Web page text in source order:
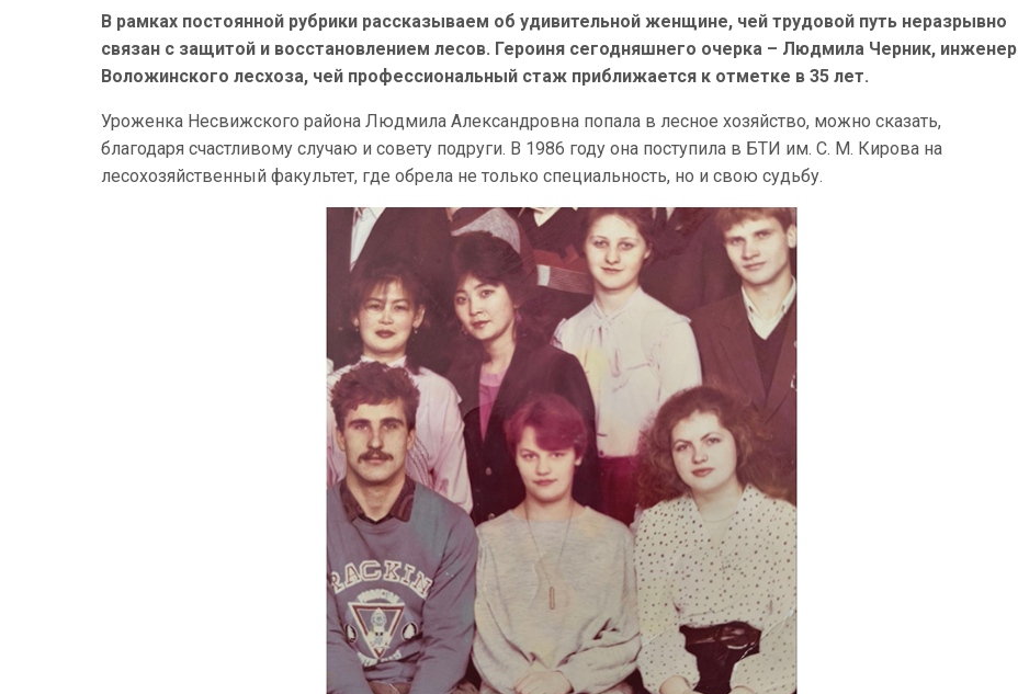
В рамках постоянной рубрики рассказываем об удивительной женщине, чей трудовой путь неразрывно
связан с защитой и восстановлением лесов. Героиня сегодняшнего очерка – Людмила Черник, инженер
Воложинского лесхоза, чей профессиональный стаж приближается к отметке в 35 лет.
Уроженка Несвижского района Людмила Александровна попала в лесное хозяйство, можно сказать,
благодаря счастливому случаю и совету подруги. В 1986 году она поступила в БТИ им. С. М. Кирова на
лесохозяйственный факультет, где обрела не только специальность, но и свою судьбу.